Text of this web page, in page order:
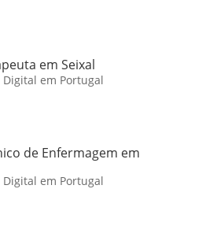
em Seixal
em Portugal
de Enfermagem em
em Portugal